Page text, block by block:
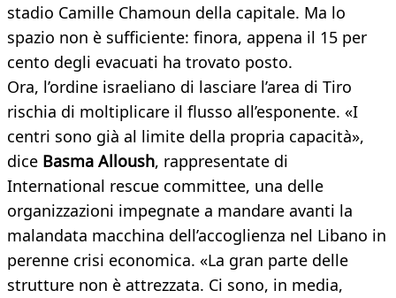
stadio Camille Chamoun della capitale. Ma lo
spazio non è sufficiente: finora, appena il 15 per
cento degli evacuati ha trovato posto.
Ora, l’ordine israeliano di lasciare l’area di Tiro
rischia di moltiplicare il flusso all’esponente. «I
centri sono già al limite della propria capacità»,
dice Basma Alloush, rappresentate di
International rescue committee, una delle
organizzazioni impegnate a mandare avanti la
malandata macchina dell’accoglienza nel Libano in
perenne crisi economica. «La gran parte delle
strutture non è attrezzata. Ci sono, in media,